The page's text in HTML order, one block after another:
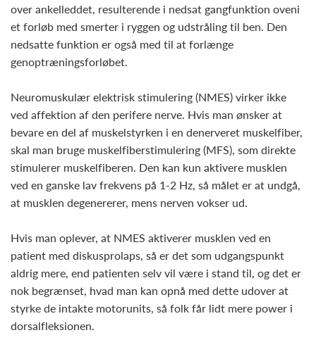
over ankelleddet, resulterende i nedsat gangfunktion oveni
et forløb med smerter i ryggen og udstråling til ben. Den
nedsatte funktion er også med til at forlænge
genoptræningsforløbet.
Neuromuskulær elektrisk stimulering (NMES) virker ikke
ved affektion af den perifere nerve. Hvis man ønsker at
bevare en del af muskelstyrken i en denerveret muskelfiber,
skal man bruge muskelfiberstimulering (MFS), som direkte
stimulerer muskelfiberen. Den kan kun aktivere musklen
ved en ganske lav frekvens på 1-2 Hz, så målet er at undgå,
at musklen degenererer, mens nerven vokser ud.
Hvis man oplever, at NMES aktiverer musklen ved en
patient med diskusprolaps, så er det som udgangspunkt
aldrig mere, end patienten selv vil være i stand til, og det er
nok begrænset, hvad man kan opnå med dette udover at
styrke de intakte motorunits, så folk får lidt mere power i
dorsalfleksionen.